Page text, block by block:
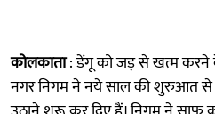
कोलकाता: डेंगू को जड़ से खत्म
नगर निगम ने नये साल की शुरुआत से